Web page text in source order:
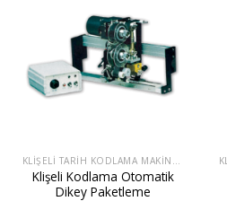
KLIŞELI TARIH KODLAMA MAKINESI
Klişeli Kodlama Otomatik
Dikey Paketleme